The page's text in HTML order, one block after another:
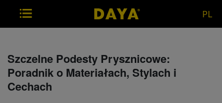
PL
Szczelne Podesty Prysznicowe:
Poradnik o Materiałach, Stylach i
Cechach